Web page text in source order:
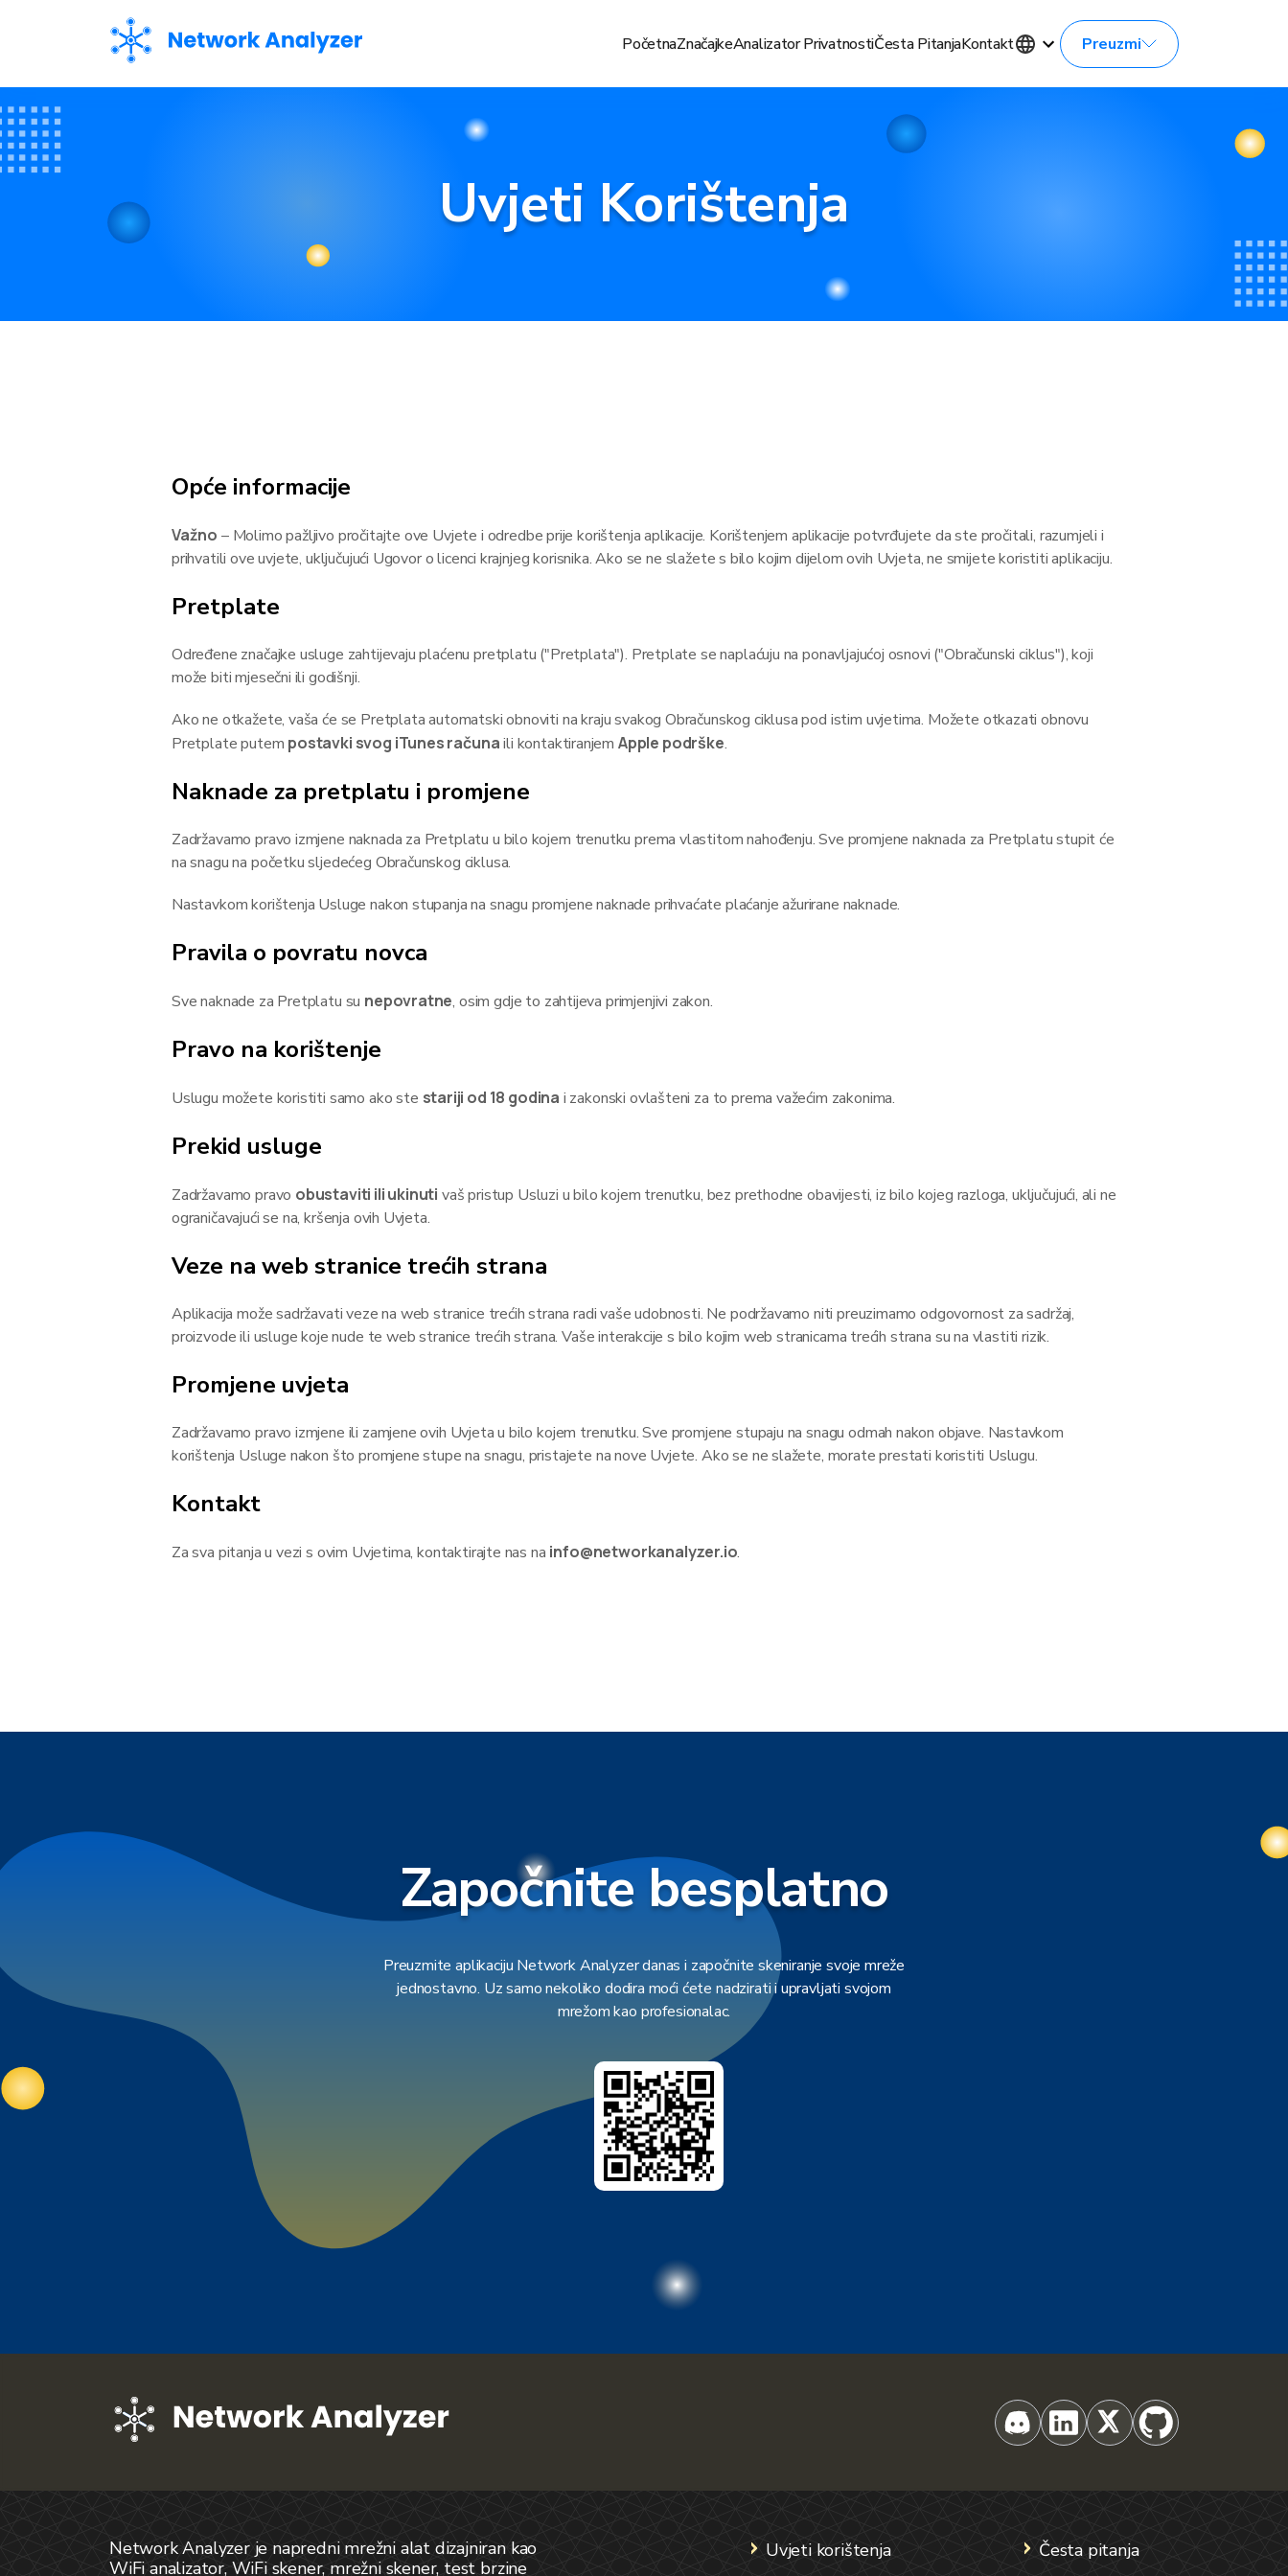
PočetnaZnačajkeAnalizator PrivatnostiČesta PitanjaKontakt Preuzmi
Uvjeti Korištenja
Opće informacije
Važno – Molimo pažljivo pročitajte ove Uvjete i odredbe prije korištenja aplikacije. Korištenjem aplikacije potvrđujete da ste pročitali, razumjeli i
prihvatili ove uvjete, uključujući Ugovor o licenci krajnjeg korisnika. Ako se ne slažete s bilo kojim dijelom ovih Uvjeta, ne smijete koristiti aplikaciju.
Pretplate
Određene značajke usluge zahtijevaju plaćenu pretplatu ("Pretplata"). Pretplate se naplaćuju na ponavljajućoj osnovi ("Obračunski ciklus"), koji
može biti mjesečni ili godišnji.
Ako ne otkažete, vaša će se Pretplata automatski obnoviti na kraju svakog Obračunskog ciklusa pod istim uvjetima. Možete otkazati obnovu
Pretplate putem postavki svog iTunes računaili kontaktiranjem Apple podrške.
Naknade za pretplatu i promjene
Zadržavamo pravo izmjene naknada za Pretplatu u bilo kojem trenutku prema vlastitom nahođenju. Sve promjene naknada za Pretplatu stupit će
na snagu na početku sljedećeg Obračunskog ciklusa.
Nastavkom korištenja Usluge nakon stupanja na snagu promjene naknade prihvaćate plaćanje ažurirane naknade.
Pravila o povratu novca
Sve naknade za Pretplatu su nepovratne, osim gdje to zahtijeva primjenjivi zakon.
Pravo na korištenje
Uslugu možete koristiti samo ako ste stariji od 18 godina i zakonski ovlašteni za to prema važećim zakonima.
Prekid usluge
Zadržavamo pravo obustaviti ili ukinuti vaš pristup Usluzi u bilo kojem trenutku, bez prethodne obavijesti, iz bilo kojeg razloga, uključujući, ali ne
ograničavajući se na, kršenja ovih Uvjeta.
Veze na web stranice trećih strana
Aplikacija može sadržavati veze na web stranice trećih strana radi vaše udobnosti. Ne podržavamo niti preuzimamo odgovornost za sadržaj,
proizvode ili usluge koje nude te web stranice trećih strana. Vaše interakcije s bilo kojim web stranicama trećih strana su na vlastiti rizik.
Promjene uvjeta
Zadržavamo pravo izmjene ili zamjene ovih Uvjeta u bilo kojem trenutku. Sve promjene stupaju na snagu odmah nakon objave. Nastavkom
korištenja Usluge nakon što promjene stupe na snagu, pristajete na nove Uvjete. Ako se ne slažete, morate prestati koristiti Uslugu.
Kontakt
Za sva pitanja u vezi s ovim Uvjetima, kontaktirajte nas na info@networkanalyzer.io.
Započnite besplatno
Preuzmite aplikaciju Network Analyzer danas i započnite skeniranje svoje mreže
jednostavno. Uz samo nekoliko dodira moći ćete nadzirati i upravljati svojom
mrežom kao profesionalac.
Network Analyzer je napredni mrežni alat dizajniran kao
WiFi analizator, WiFi skener, mrežni skener, test brzine
Uvjeti korištenja Česta pitanja